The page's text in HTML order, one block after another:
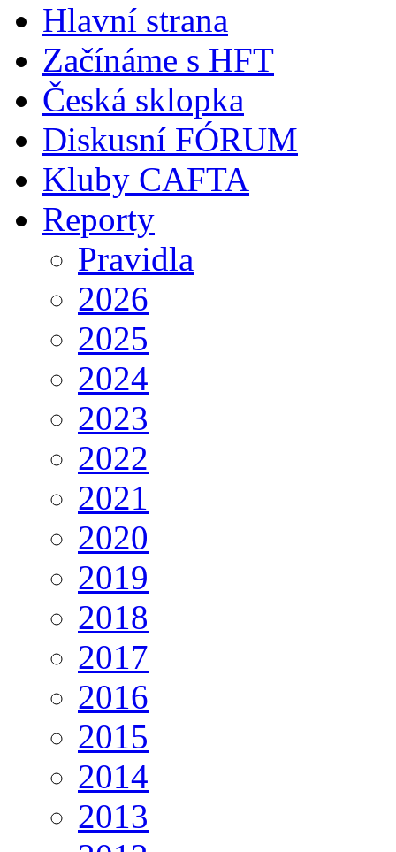
Hlavní strana
Začínáme s HFT
Česká sklopka
Diskusní FÓRUM
Kluby CAFTA
Reporty
Pravidla
2026
2025
2024
2023
2022
2021
2020
2019
2018
2017
2016
2015
2014
2013